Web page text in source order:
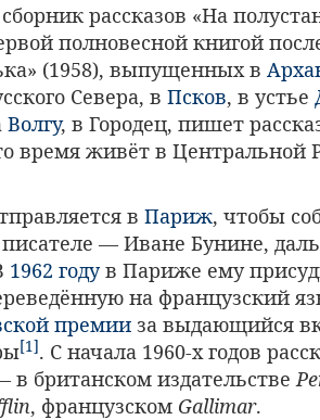
рассказов «На
полновесной книгой
(1958), выпущенных в
Севера, в Псков, в устье
Волгу, в Городец, пишет
время живёт в Центральной
в Париж, чтобы
— Иване Бунине,
1962 годув Париже ему
на французский
премии за выдающийся
[1]. С начала 1960-х годов
в британском издательстве
, французском Gallimar.